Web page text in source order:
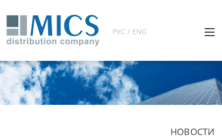
РУС / ENG
НОВОСТИ